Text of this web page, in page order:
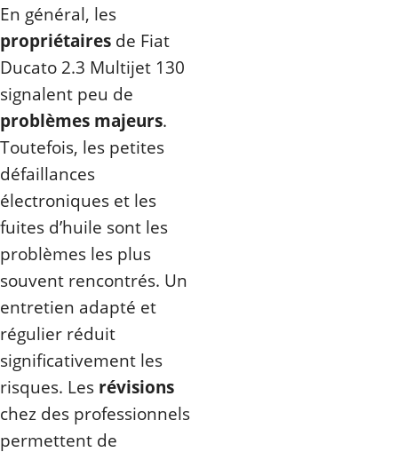
En général, les
propriétaires de Fiat
Ducato 2.3 Multijet 130
signalent peu de
problèmes majeurs.
Toutefois, les petites
défaillances
électroniques et les
fuites d’huile sont les
problèmes les plus
souvent rencontrés. Un
entretien adapté et
régulier réduit
significativement les
risques. Les révisions
chez des professionnels
permettent de